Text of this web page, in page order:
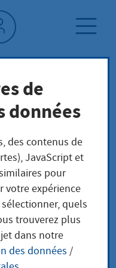
/
beantragen
Führen
de
données
des contenus de
JavaScript et
pour
votre expérience
quels
trouverez plus
dans notre
des données /